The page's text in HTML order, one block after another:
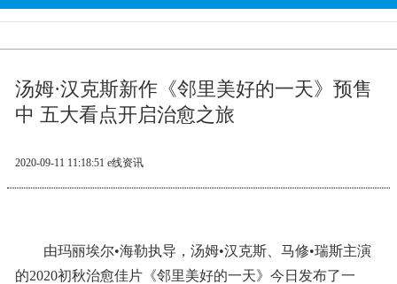
汤姆·汉克斯新作《邻里美好的一天》预售
中 五大看点开启治愈之旅
2020-09-11 11:18:51 e线资讯
由玛丽埃尔•海勒执导，汤姆•汉克斯、马修•瑞斯主演
的2020初秋治愈佳片《邻里美好的一天》今日发布了一